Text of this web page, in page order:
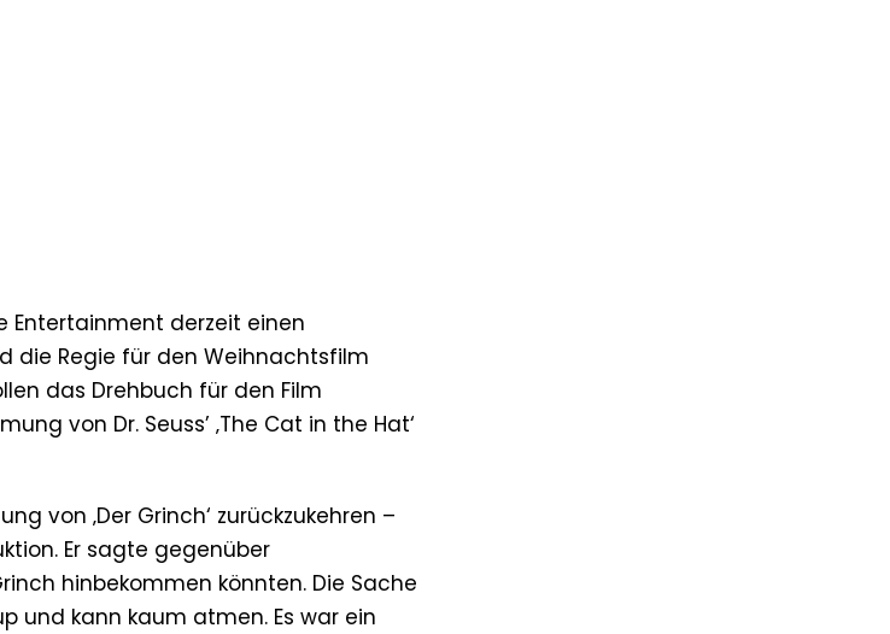
Entertainment derzeit einen
die Regie für den Weihnachtsfilm
das Drehbuch für den Film
von Dr. Seuss’ ‚The Cat in the Hat‘
von ‚Der Grinch‘ zurückzukehren –
Er sagte gegenüber
hinbekommen könnten. Die Sache
und kann kaum atmen. Es war ein